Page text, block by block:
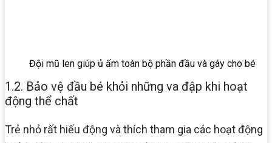
Đội mũ len giúp ủ ấm toàn bộ phần đầu và gáy cho bé
1.2. Bảo vệ đầu bé khỏi những va đập khi hoạt
động thể chất
Trẻ nhỏ rất hiếu động và thích tham gia các hoạt động